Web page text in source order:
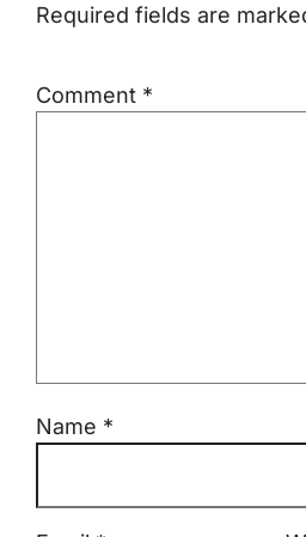
Required fields are
Comment *
Name *